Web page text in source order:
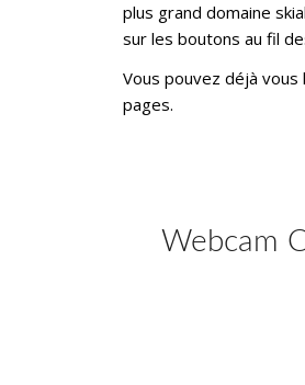
plus grand domaine
sur les boutons au fil
Vous pouvez déjà
pages.
Webcam